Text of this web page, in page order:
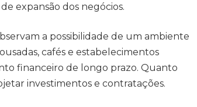
expansão dos negócios.
a possibilidade de um ambiente
cafés e estabelecimentos
financeiro de longo prazo. Quanto
investimentos e contratações.